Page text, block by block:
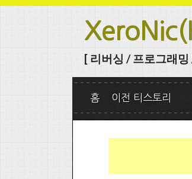
[ 리버싱 / 프로그래밍
홈 이전 티스토리